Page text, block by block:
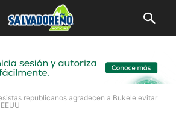
republicanos agradecen a Bukele evitar